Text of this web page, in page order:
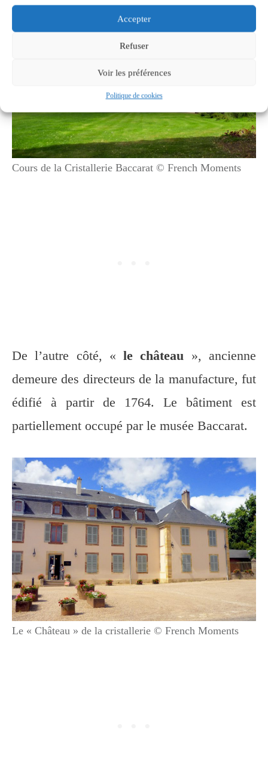
Accepter
Refuser
Voir les préférences
Politique de cookies
Cours de la Cristallerie Baccarat © French Moments
De l’autre côté, « le château », ancienne
demeure des directeurs de la manufacture, fut
édifié à partir de 1764. Le bâtiment est
partiellement occupé par le musée Baccarat.
Le « Château » de la cristallerie © French Moments